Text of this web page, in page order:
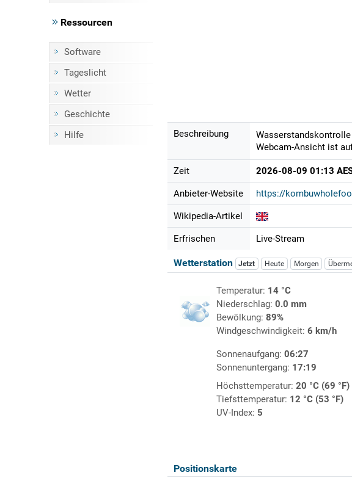
Ressourcen
Software
Tageslicht
Wetter
Geschichte
Hilfe
Beschreibung
Wasserstandskontrolle
Webcam-Ansicht ist
Zeit 2026-08-09 01:13
Anbieter-Website https://
Wikipedia-Artikel
Erfrischen Live-Stream
Wetterstation Jetzt Heute Morgen
Temperatur: 14 °C
Niederschlag: 0.0 mm
Bewölkung: 89%
Windgeschwindigkeit: 6 km/h
Sonnenaufgang: 06:27
Sonnenuntergang: 17:19
Höchsttemperatur: 20 °C (69 °F)
Tiefsttemperatur: 12 °C (53 °F)
UV-Index: 5
Positionskarte